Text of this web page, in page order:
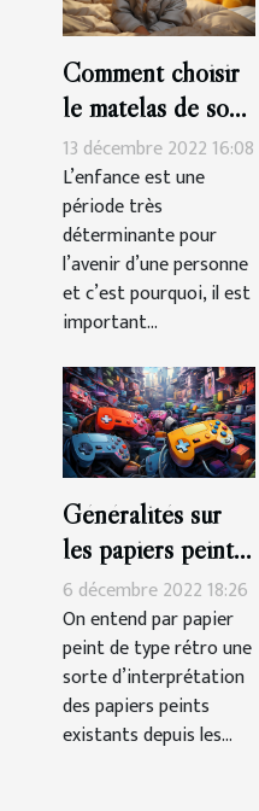
Comment choisir
le matelas de son
enfant?
13 décembre 2022 16:08
L’enfance est une
période très
déterminante pour
l’avenir d’une personne
et c’est pourquoi, il est
important...
Généralités sur
les papiers peints
de type rétro
6 décembre 2022 18:26
On entend par papier
peint de type rétro une
sorte d’interprétation
des papiers peints
existants depuis les...